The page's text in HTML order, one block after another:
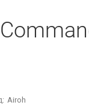
Airoh